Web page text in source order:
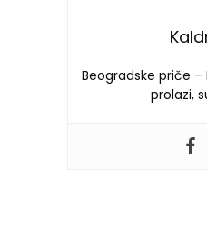
Beogradske priče –
prolazi,